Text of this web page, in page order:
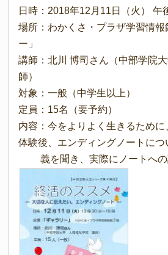
日時：2018年12月11日（火） 午
場所：わかくさ・プラザ学習情報
ー」
講師：北川 博司さん（中部学院
師）
対象：一般（中学生以上）
定員：15名（要予約）
内容：今をよりよく生きるため
体験後、エンディングノートにつ
義を聞き、実際にノートへの